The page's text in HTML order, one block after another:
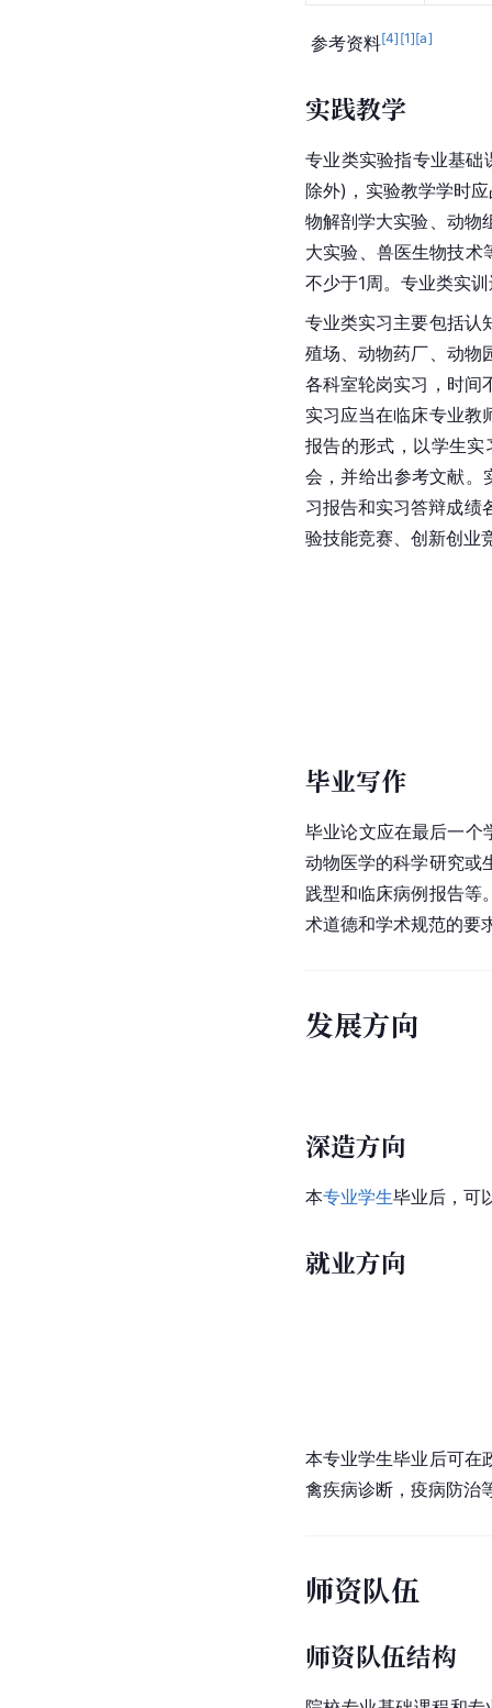
参考资料[4] [1][a]
实践教学
专业类实验指专业基础
除外)，实验教学学时
物解剖学大实验、动物
大实验、兽医生物技术
不少于1周。专业类实
专业类实习主要包括认
殖场、动物药厂、动物
各科室轮岗实习，时间
实习应当在临床专业教
报告的形式，以学生
会，并给出参考文献。
习报告和实习答辩成绩
验技能竞赛、创新创业
毕业写作
毕业论文应在最后一个
动物医学的科学研究或
践型和临床病例报告等
术道德和学术规范的要
发展方向
深造方向
本专业学生毕业后，可
就业方向
本专业学生毕业后可在
禽疾病诊断，疫病防治
师资队伍
师资队伍结构